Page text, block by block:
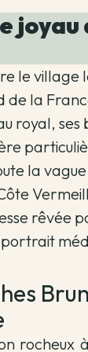
joyau
le village
de la
royal, ses
la vague
rêvée
portrait
rocheux